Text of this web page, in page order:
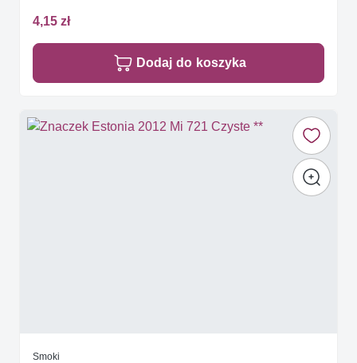
4,15 zł
Dodaj do koszyka
Smoki